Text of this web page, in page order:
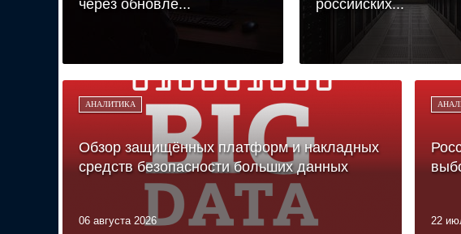
через обновле...
российских...
АНАЛИТИКА
Обзор защищённых платформ и накладных
средств безопасности больших данных
06 августа 2026 22